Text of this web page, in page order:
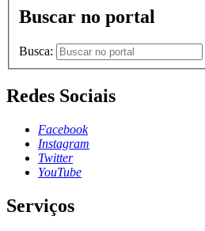
Buscar no portal
Busca:
Redes Sociais
Facebook
Instagram
Twitter
YouTube
Serviços